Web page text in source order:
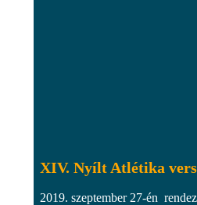
XIV. Nyílt Atlétika
2019. szeptember 27-én